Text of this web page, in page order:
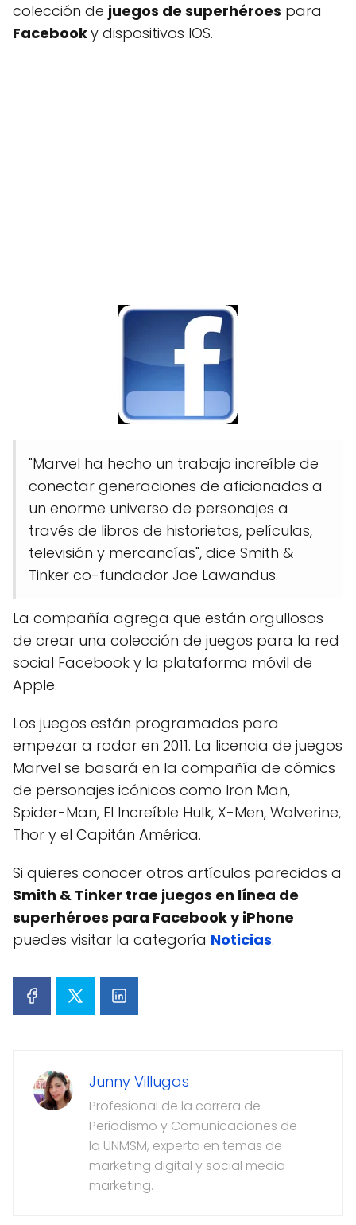
colección de juegos de superhéroes para
Facebooky dispositivos IOS.
"Marvel ha hecho un trabajo increíble de
conectar generaciones de aficionados a
un enorme universo de personajes a
través de libros de historietas, películas,
televisión y mercancías", dice Smith &
Tinker co-fundador Joe Lawandus.
La compañía agrega que están orgullosos
de crear una colección de juegos para la red
social Facebook y la plataforma móvil de
Apple.
Los juegos están programados para
empezar a rodar en 2011. La licencia de juegos
Marvel se basará en la compañía de cómics
de personajes icónicos como Iron Man,
Spider-Man, El Increíble Hulk, X-Men, Wolverine,
Thor y el Capitán América.
Si quieres conocer otros artículos parecidos a
Smith & Tinker trae juegos en línea de
superhéroes para Facebook y iPhone
puedes visitar la categoría Noticias.
Junny Villugas
Profesional de la carrera de
Periodismo y Comunicaciones de
la UNMSM, experta en temas de
marketing digital y social media
marketing.